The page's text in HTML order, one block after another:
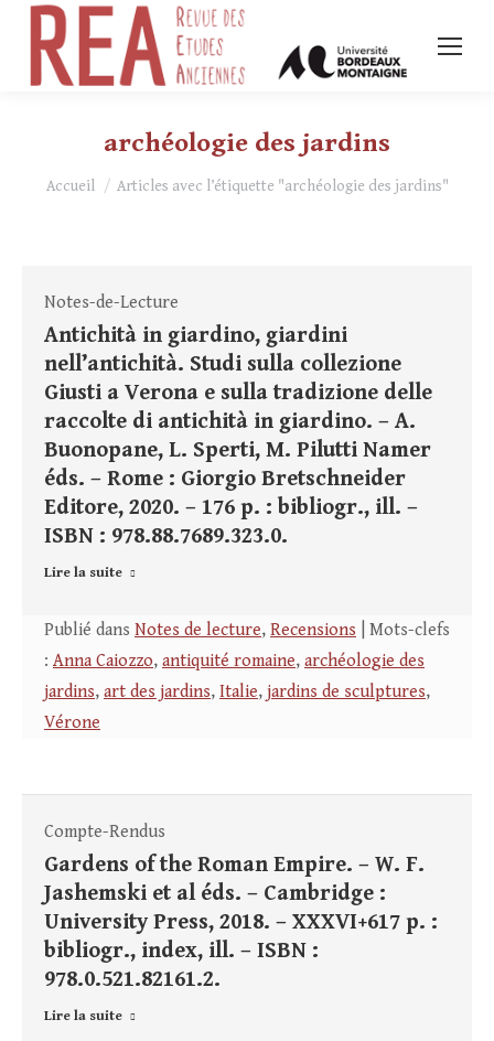
archéologie des jardins
Vous êtes ici :
Accueil Articles avec l’étiquette "archéologie des jardins"
Notes-de-Lecture
Antichità in giardino, giardini
nell’antichità. Studi sulla collezione
Giusti a Verona e sulla tradizione delle
raccolte di antichità in giardino. – A.
Buonopane, L. Sperti, M. Pilutti Namer
éds. – Rome : Giorgio Bretschneider
Editore, 2020. – 176 p. : bibliogr., ill. –
ISBN : 978.88.7689.323.0.
Lire la suite
Publié dans Notes de lecture, Recensions | Mots-clefs
: Anna Caiozzo, antiquité romaine, archéologie des
jardins, art des jardins, Italie, jardins de sculptures,
Vérone
Compte-Rendus
Gardens of the Roman Empire. – W. F.
Jashemski et al éds. – Cambridge :
University Press, 2018. – XXXVI+617 p. :
bibliogr., index, ill. – ISBN :
978.0.521.82161.2.
Lire la suite